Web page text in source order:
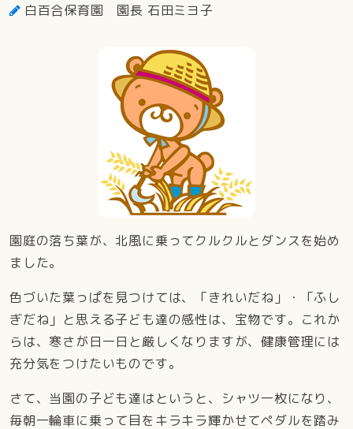
白百合保育園 園長 石田ミヨ子
園庭の落ち葉が、北風に乗ってクルクルとダンスを始め
ました。
色づいた葉っぱを見つけては、「きれいだね」・「ふし
ぎだね」と思える子ども達の感性は、宝物です。これか
らは、寒さが日一日と厳しくなりますが、健康管理には
充分気をつけたいものです。
さて、当園の子ども達はというと、シャツ一枚になり、
毎朝一輪車に乗って目をキラキラ輝かせてペダルを踏み